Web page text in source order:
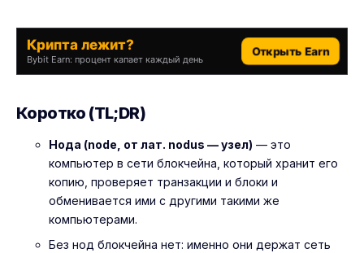
Крипта лежит?
Bybit Earn: процент капает каждый день
Открыть Earn
Коротко (TL;DR)
Нода (node, от лат. nodus — узел) — это
компьютер в сети блокчейна, который хранит его
копию, проверяет транзакции и блоки и
обменивается ими с другими такими же
компьютерами.
Без нод блокчейна нет: именно они держат сеть